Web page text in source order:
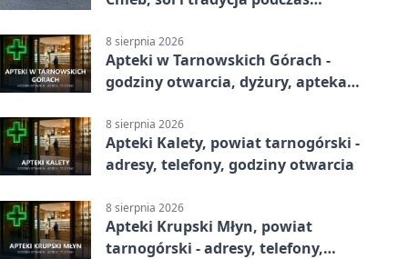
8 sierpnia 2026
Apteki w Tarnowskich Górach -
godziny otwarcia, dyżury, apteka
8 sierpnia 2026
Apteki Kalety, powiat tarnogórski -
adresy, telefony, godziny otwarcia
8 sierpnia 2026
Apteki Krupski Młyn, powiat
tarnogórski - adresy, telefony,